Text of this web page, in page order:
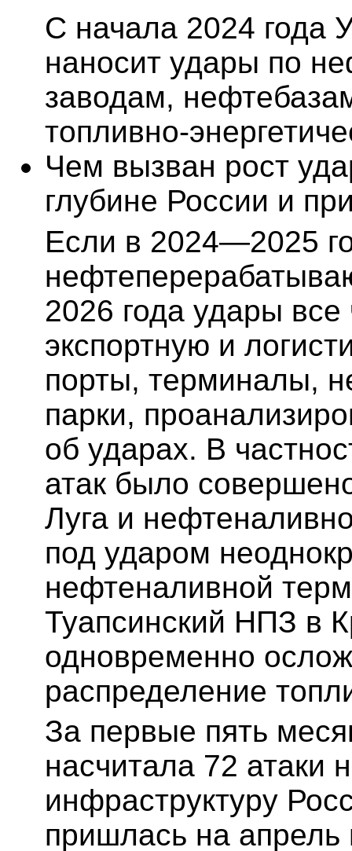
С начала 2024 года
наносит удары по
заводам,
топливно-
Чем вызван рост
глубине России и
Если в 2024—2025
2026 года удары
экспортную и
порты, терминалы,
парки,
об ударах. В
атак было
Луга и
под ударом
нефтеналивной
Туапсинский НПЗ в
одновременно
распределение
За первые пять
насчитала 72 атаки
инфраструктуру
пришлась на